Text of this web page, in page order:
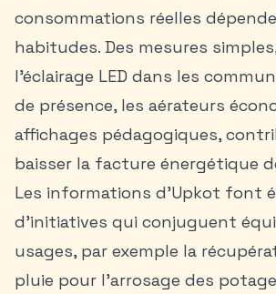
consommations réelles
habitudes. Des mesures
l’éclairage LED dans les
de présence, les aérateurs
affichages pédagogiques,
baisser la facture énergétique
Les informations d’Upkot font
d’initiatives qui conjuguent
usages, par exemple la
pluie pour l’arrosage des